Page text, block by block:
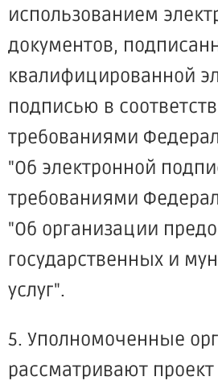
использованием
документов,
квалифицированной
подписью в
требованиями
"Об электронной
требованиями
"Об организации
государственных и
услуг".
5. Уполномоченные
рассматривают